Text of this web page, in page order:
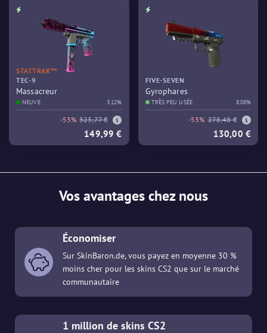
STATTRAK™
TEC-9
Massacreur
NEUVE 3.12%
-53% 323,77 €
149,99 €
FIVE-SEVEN
Gyrophares
TRÈS PEU USÉE 8.08%
-53% 278,48 €
130,00 €
Vos avantages chez nous
Économiser
Sur SkinBaron.de, vous payez en moyenne 30 %
moins cher pour les skins CS2 que sur le marché
communautaire
1 million de skins CS2